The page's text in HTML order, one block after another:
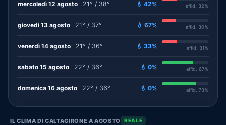
mercoledì 12 agosto 21° / 38° 💧 42% affid. 32%
giovedì 13 agosto 21° / 37° 💧 67% affid. 30%
venerdì 14 agosto 21° / 36° 💧 33% affid. 31%
sabato 15 agosto 22° / 36° 💧 0% affid. 67%
domenica 16 agosto 22° / 36° 💧 0% affid. 73%
IL CLIMA DI CALTAGIRONE A AGOSTO REALE